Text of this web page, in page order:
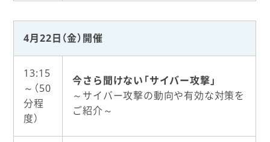
4月22日（金）開催
13:15
～（50
分程
度）
今さら聞けない「サイバー攻撃」
～サイバー攻撃の動向や有効な対策を
ご紹介～